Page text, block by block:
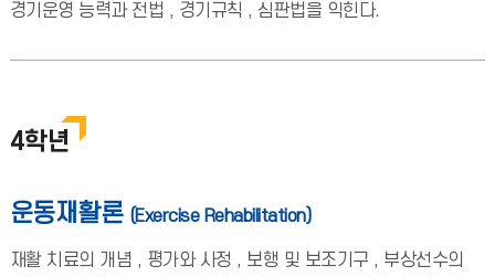
경기운영 능력과 전법 , 경기규칙 , 심판법을 익힌다.
4학년
운동재활론 (Exercise Rehabilitation)
재활 치료의 개념 , 평가와 사정 , 보행 및 보조기구 , 부상선수의